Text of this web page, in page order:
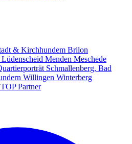
& Kirchhundem Brilon
Lüdenscheid Menden Meschede
Schmallenberg, Bad
Willingen Winterberg
Partner